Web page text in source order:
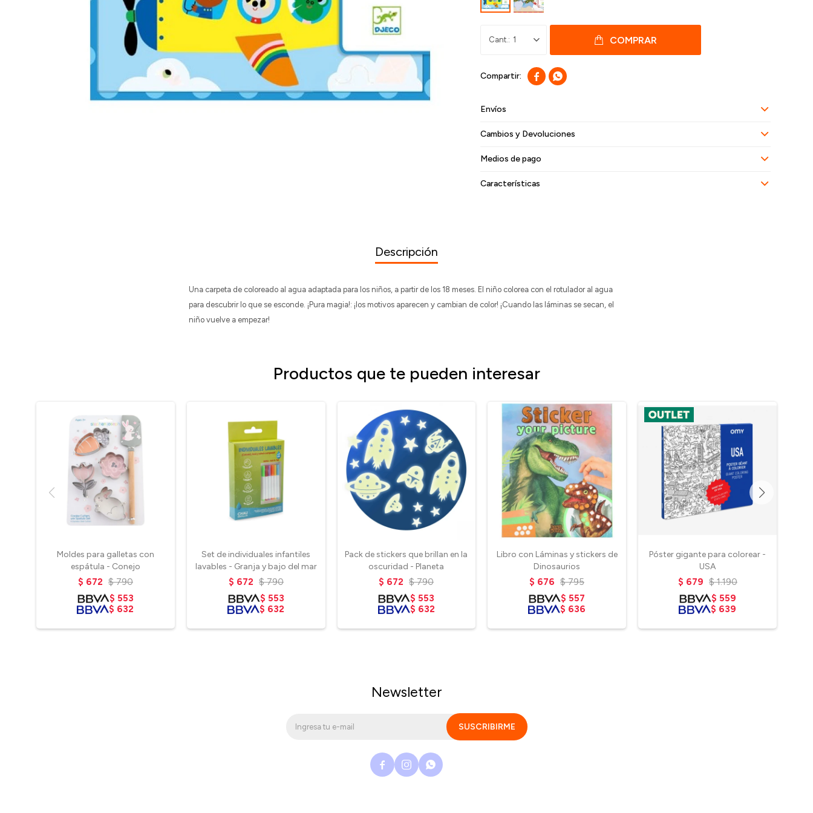
1 COMPRAR
 
Envíos
Cambios y Devoluciones
Medios de pago
Características
Descripción
Una carpeta de coloreado al agua adaptada para los niños, a partir de los 18 meses. El niño colorea con el rotulador al agua
para descubrir lo que se esconde. ¡Pura magia!: ¡los motivos aparecen y cambian de color! ¡Cuando las láminas se secan, el
niño vuelve a empezar!
Productos que te pueden interesar
Moldes para galletas con
espátula - Conejo
$ 672 $ 790
$ 553
$ 632
Set de individuales infantiles
lavables - Granja y bajo del mar
$ 672 $ 790
$ 553
$ 632
Pack de stickers que brillan en la
oscuridad - Planeta
$ 672 $ 790
$ 553
$ 632
Libro con Láminas y stickers de
Dinosaurios
$ 676 $ 795
$ 557
$ 636
Póster gigante para colorear -
USA
$ 679 $ 1.190
$ 559
$ 639
Newsletter
SUSCRIBIRME
  